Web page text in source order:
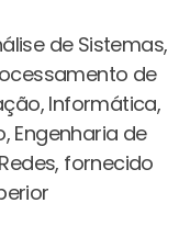
de Sistemas,
de
Informática,
Engenharia de
fornecido